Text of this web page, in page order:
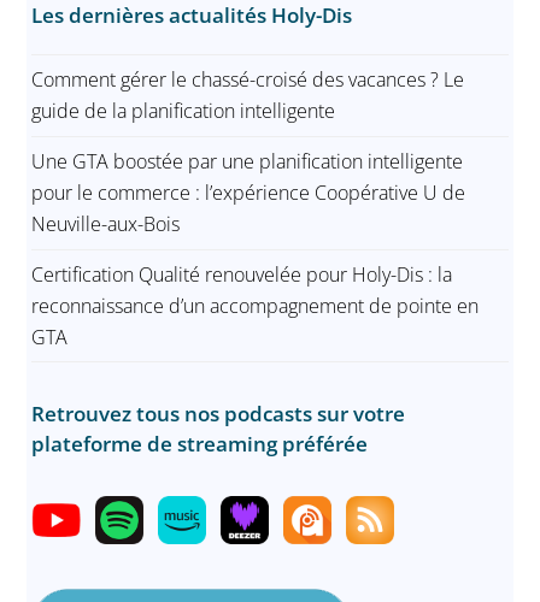
Les dernières actualités Holy-Dis
Comment gérer le chassé-croisé des vacances ? Le
guide de la planification intelligente
Une GTA boostée par une planification intelligente
pour le commerce : l’expérience Coopérative U de
Neuville-aux-Bois
Certification Qualité renouvelée pour Holy-Dis : la
reconnaissance d’un accompagnement de pointe en
GTA
Retrouvez tous nos podcasts sur votre
plateforme de streaming préférée